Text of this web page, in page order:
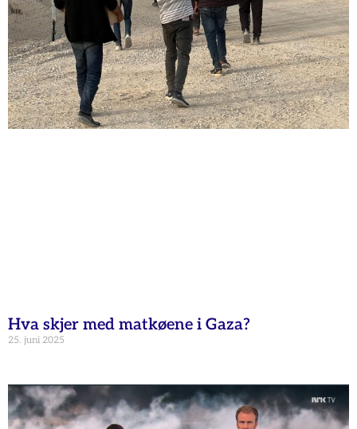
Hva skjer med matkøene i Gaza?
25. juni 2025